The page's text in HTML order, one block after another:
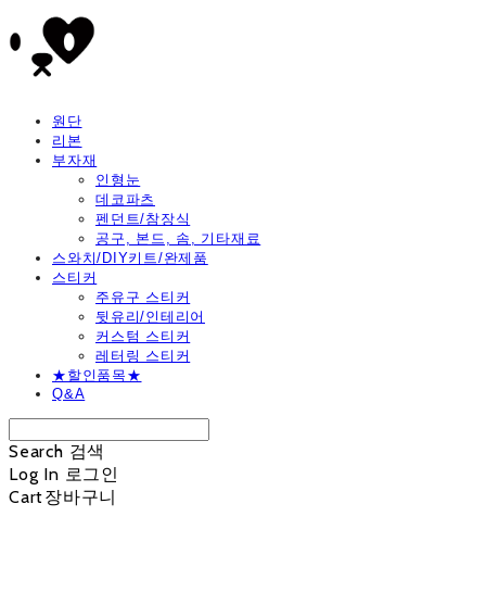
원단
리본
부자재
인형눈
데코파츠
펜던트/참장식
공구, 본드, 솜, 기타재료
스와치/DIY키트/완제품
스티커
주유구 스티커
뒷유리/인테리어
커스텀 스티커
레터링 스티커
★할인품목★
Q&A
Search 검색
Log In 로그인
Cart장바구니